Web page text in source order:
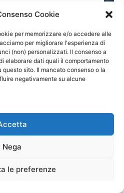
Cookie
per memorizzare e/o accedere alle
per migliorare l'esperienza di
(non) personalizzati. Il consenso a
elaborare dati quali il comportamento
sito. Il mancato consenso o la
negativamente su alcune
Nega
le preferenze
BOT: calendario Agosto 2026